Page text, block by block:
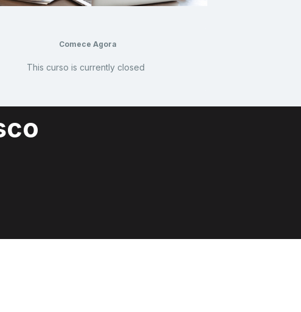
Comece Agora
This curso is currently closed